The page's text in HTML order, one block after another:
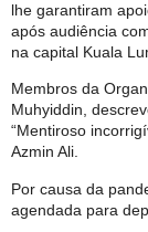
lhe garantiram
após audiência
na capital Kuala
Membros da
Muhyiddin,
“Mentiroso
Azmin Ali.
Por causa da
agendada para